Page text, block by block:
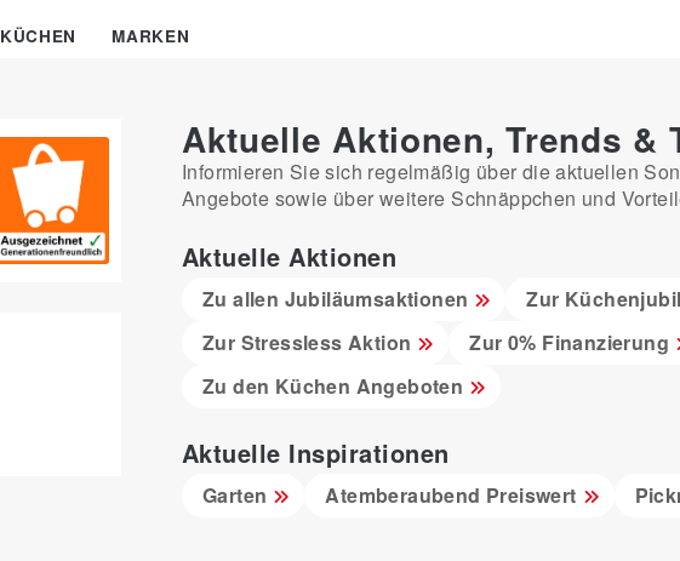
KÜCHEN MARKEN
Aktuelle Aktionen, Trends &
Informieren Sie sich regelmäßig über die aktuellen
Angebote sowie über weitere Schnäppchen und
Aktuelle Aktionen
Zu allen Jubiläumsaktionen Zur
Zur Stressless Aktion
Zur 0% Finanzierung
Zu den Küchen Angeboten
Aktuelle Inspirationen
Garten Atemberaubend Preiswert